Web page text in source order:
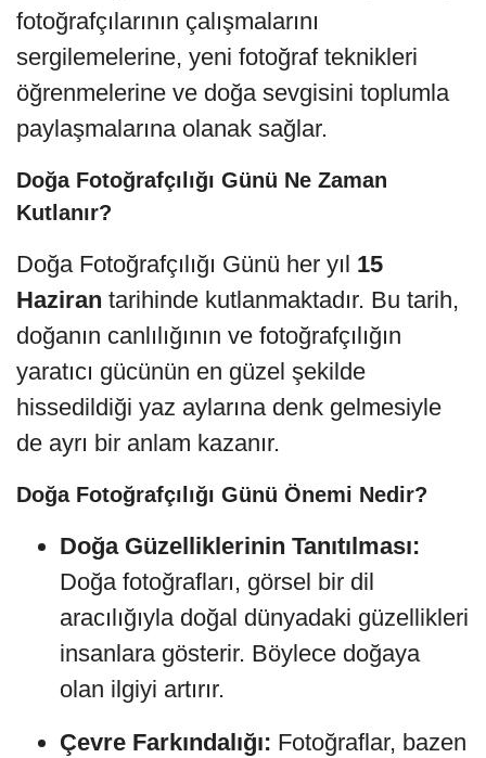
fotoğrafçılarının çalışmalarını
sergilemelerine, yeni fotoğraf teknikleri
öğrenmelerine ve doğa sevgisini toplumla
paylaşmalarına olanak sağlar.
Doğa Fotoğrafçılığı Günü Ne Zaman
Kutlanır?
Doğa Fotoğrafçılığı Günü her yıl 15
Haziran tarihinde kutlanmaktadır. Bu tarih,
doğanın canlılığının ve fotoğrafçılığın
yaratıcı gücünün en güzel şekilde
hissedildiği yaz aylarına denk gelmesiyle
de ayrı bir anlam kazanır.
Doğa Fotoğrafçılığı Günü Önemi Nedir?
Doğa Güzelliklerinin Tanıtılması:
Doğa fotoğrafları, görsel bir dil
aracılığıyla doğal dünyadaki güzellikleri
insanlara gösterir. Böylece doğaya
olan ilgiyi artırır.
Çevre Farkındalığı: Fotoğraflar, bazen